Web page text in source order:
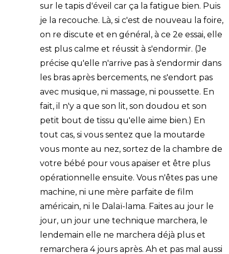
sur le tapis d'éveil car ça la fatigue bien. Puis
je la recouche. Là, si c'est de nouveau la foire,
on re discute et en général, à ce 2e essai, elle
est plus calme et réussit à s'endormir. (Je
précise qu'elle n'arrive pas à s'endormir dans
les bras après bercements, ne s'endort pas
avec musique, ni massage, ni poussette. En
fait, il n'y a que son lit, son doudou et son
petit bout de tissu qu'elle aime bien.) En
tout cas, si vous sentez que la moutarde
vous monte au nez, sortez de la chambre de
votre bébé pour vous apaiser et être plus
opérationnelle ensuite. Vous n'êtes pas une
machine, ni une mère parfaite de film
américain, ni le Dalaï-lama. Faites au jour le
jour, un jour une technique marchera, le
lendemain elle ne marchera déjà plus et
remarchera 4 jours après. Ah et pas mal aussi